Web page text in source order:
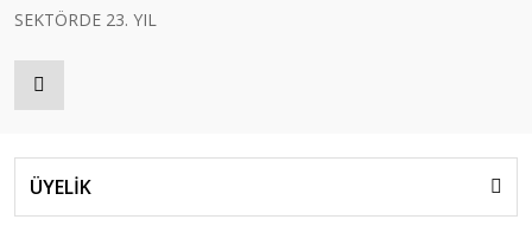
SEKTÖRDE 23. YIL
ÜYELİK